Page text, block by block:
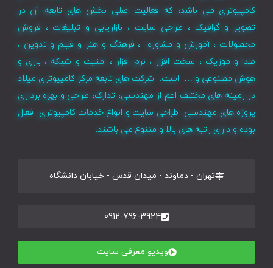
کامپیوتری می باشد، که فعالیت اصلی بخش های تابعه آن در
تصویر و گرافیک ، طراحی سایت ، بازاریابی و تبلیغات ، فروش
محصولات ، آموزش و مشاوره ، فرهنگ و هنر و فیلم و تدوین ،
صدا و موزیک ، سخت افزار ، نرم افزار ، امنیت و شبکه ، بازی و
هوش مصنوعی و … است. شرکت های تابعه مرکز کامپیوتری میلاد
در زمینه های مختلف اعم از مهندسی، تدارک، طراحی و بهره برداری
پروژه های مهندسی طراحی سایت و انواع خدمات کامپیوتری فعال
بوده و دارای رتبه های بالا و متنوع می باشند.
تهران - دماوند - میدان قدس - خیابان دانشگاه
0912-796-3924
ویدیو معرفی سایت